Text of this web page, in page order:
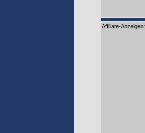
Affiliate-Anzeigen: